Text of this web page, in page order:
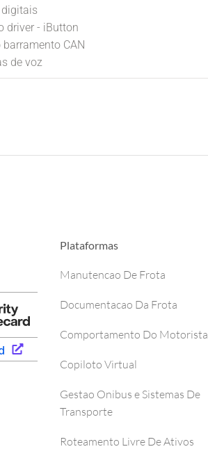
digitais
driver - iButton
barramento CAN
de voz
Plataformas
Manutencao De Frota
Documentacao Da Frota
Comportamento Do Motorista
Copiloto Virtual
Gestao Onibus e Sistemas De
Transporte
Roteamento Livre De Ativos